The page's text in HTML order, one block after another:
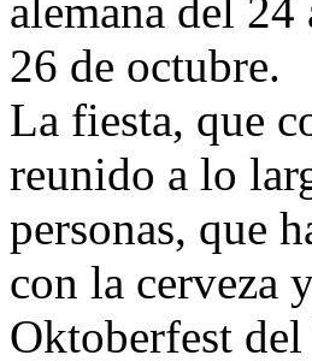
alemana del 24
26 de octubre.
La fiesta, que
reunido a lo
personas, que
con la cerveza
Oktoberfest